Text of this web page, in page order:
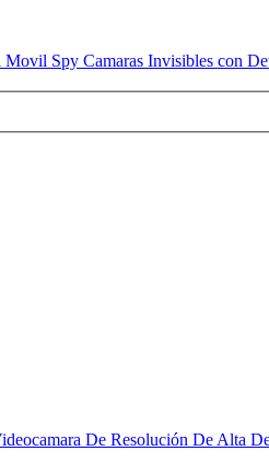
Spy Camaras Invisibles con
De Resolución De Alta